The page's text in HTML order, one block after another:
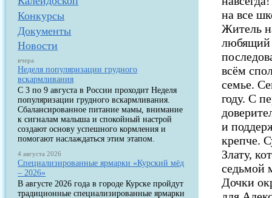
Конкурсы
Документы
Новости
вчера
Неделя популяризации грудного
вскармливания
С 3 по 9 августа в России проходит Неделя
популяризации грудного вскармливания.
Сбалансированное питание мамы, внимание
к сигналам малыша и спокойный настрой
создают основу успешного кормления и
помогают наслаждаться этим этапом.
4 августа 2026
Специализированные ярмарки «Курский мёд
– 2026»
В августе 2026 года в городе Курске пройдут
традиционные специализированные ярмарки
на все
Житель
любящий
всём
семье.
году. С
и
крепче.
Злату,
седьмой
Дочки